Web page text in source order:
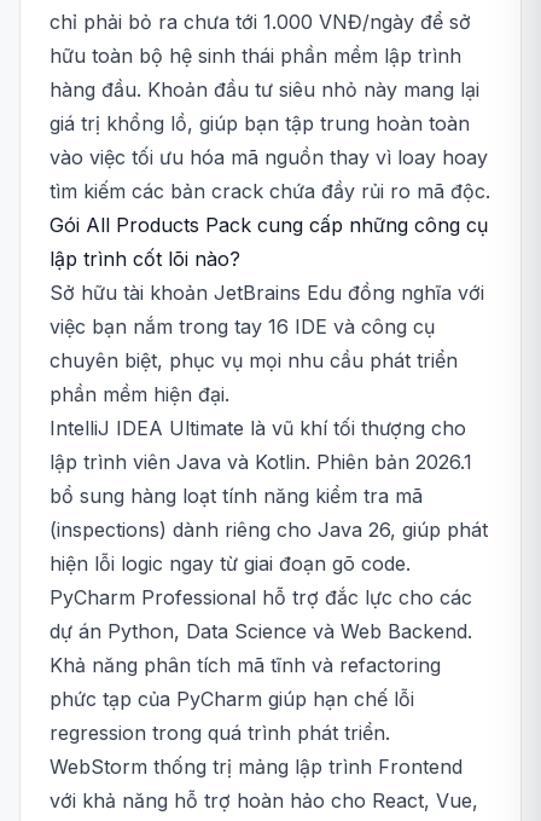
chỉ phải bỏ ra chưa tới 1.000 VNĐ/ngày để sở
hữu toàn bộ hệ sinh thái phần mềm lập trình
hàng đầu. Khoản đầu tư siêu nhỏ này mang lại
giá trị khổng lồ, giúp bạn tập trung hoàn toàn
vào việc tối ưu hóa mã nguồn thay vì loay hoay
tìm kiếm các bản crack chứa đầy rủi ro mã độc.
Gói All Products Pack cung cấp những công cụ
lập trình cốt lõi nào?
Sở hữu tài khoản JetBrains Edu đồng nghĩa với
việc bạn nắm trong tay 16 IDE và công cụ
chuyên biệt, phục vụ mọi nhu cầu phát triển
phần mềm hiện đại.
IntelliJ IDEA Ultimate là vũ khí tối thượng cho
lập trình viên Java và Kotlin. Phiên bản 2026.1
bổ sung hàng loạt tính năng kiểm tra mã
(inspections) dành riêng cho Java 26, giúp phát
hiện lỗi logic ngay từ giai đoạn gõ code.
PyCharm Professional hỗ trợ đắc lực cho các
dự án Python, Data Science và Web Backend.
Khả năng phân tích mã tĩnh và refactoring
phức tạp của PyCharm giúp hạn chế lỗi
regression trong quá trình phát triển.
WebStorm thống trị mảng lập trình Frontend
với khả năng hỗ trợ hoàn hảo cho React, Vue,